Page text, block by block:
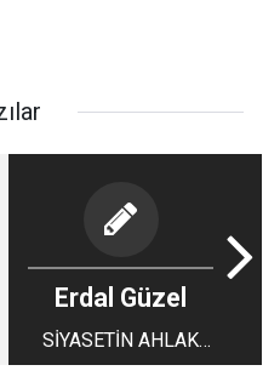
Erdal Güzel
SİYASETİN AHLAK
ABİDESİ MUHSİN